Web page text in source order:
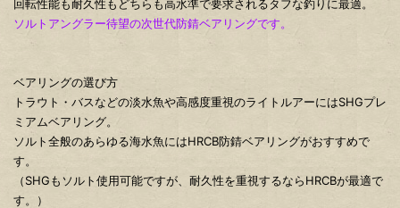
回転性能も耐久性もどちらも高水準で要求されるタフな釣りに最適。
ソルトアングラー待望の次世代防錆ベアリングです。
ベアリングの選び方
トラウト・バスなどの淡水魚や高感度重視のライトルアーにはSHGプレ
ミアムベアリング。
ソルト全般のあらゆる海水魚にはHRCB防錆ベアリングがおすすめで
す。
（SHGもソルト使用可能ですが、耐久性を重視するならHRCBが最適で
す。）